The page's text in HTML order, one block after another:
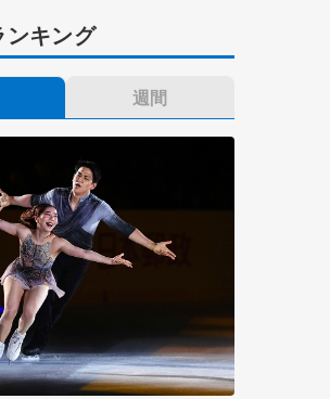
ンキング
週間